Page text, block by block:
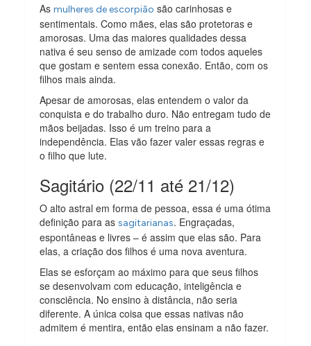
Asmulheres de escorpião são carinhosas e
sentimentais. Como mães, elas são protetoras e
amorosas. Uma das maiores qualidades dessa
nativa é seu senso de amizade com todos aqueles
que gostam e sentem essa conexão. Então, com os
filhos mais ainda.
Apesar de amorosas, elas entendem o valor da
conquista e do trabalho duro. Não entregam tudo de
mãos beijadas. Isso é um treino para a
independência. Elas vão fazer valer essas regras e
o filho que lute.
Sagitário (22/11 até 21/12)
O alto astral em forma de pessoa, essa é uma ótima
definição para assagitarianas. Engraçadas,
espontâneas e livres – é assim que elas são. Para
elas, a criação dos filhos é uma nova aventura.
Elas se esforçam ao máximo para que seus filhos
se desenvolvam com educação, inteligência e
consciência. No ensino à distância, não seria
diferente. A única coisa que essas nativas não
admitem é mentira, então elas ensinam a não fazer.